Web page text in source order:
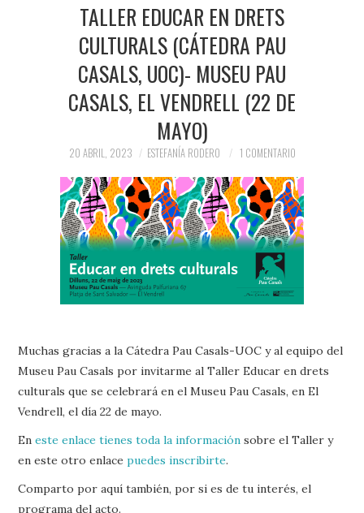
TALLER EDUCAR EN DRETS
CULTURALS (CÁTEDRA PAU
CASALS, UOC)- MUSEU PAU
CASALS, EL VENDRELL (22 DE
MAYO)
20 ABRIL, 2023 ESTEFANÍA RODERO 1 COMENTARIO
Muchas gracias a la Cátedra Pau Casals-UOC y al equipo del
Museu Pau Casals por invitarme al Taller Educar en drets
culturals que se celebrará en el Museu Pau Casals, en El
Vendrell, el día 22 de mayo.
Eneste enlace tienes toda la información sobre el Taller y
en este otro enlacepuedes inscribirte.
Comparto por aquí también, por si es de tu interés, el
programa del acto.